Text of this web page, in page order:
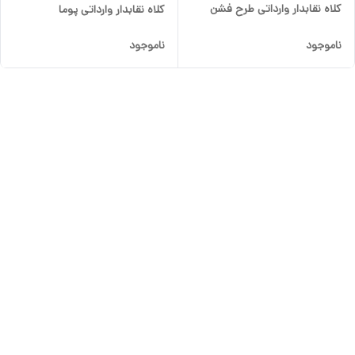
کلاه نقابدار وارداتی طرح فشن
ناموجود
کلاه نقابدار وارداتی پوما
ناموجود